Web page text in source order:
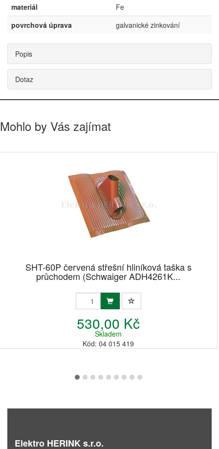
materiál
Fe
povrchová úprava
galvanické zinkování
Popis
Dotaz
Mohlo by Vás zajímat
SHT-60P červená střešní hliníková taška s
průchodem (Schwaiger ADH4261K...
530,00 Kč
Skladem
Kód: 04 015 419
Elektro HERINK s.r.o.